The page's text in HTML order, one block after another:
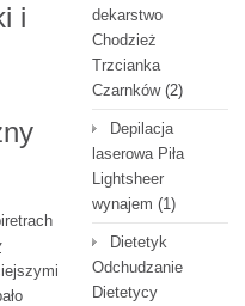
i
dekarstwo
Chodzież
Trzcianka
Czarnków(2)
Depilacja
laserowa Piła
Lightsheer
wynajem (1)
Dietetyk
Odchudzanie
Dietetycy